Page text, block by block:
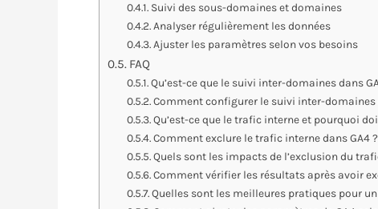
Suivi des sous-domaines et domaines
Analyser régulièrement les données
Ajuster les paramètres selon vos besoins
FAQ
Qu’est-ce que le suivi inter-domaines dans
Comment configurer le suivi inter-domaines
Qu’est-ce que le trafic interne et pourquoi
Comment exclure le trafic interne dans GA4 ?
Quels sont les impacts de l’exclusion du
Comment vérifier les résultats après avoir
Quelles sont les meilleures pratiques pour